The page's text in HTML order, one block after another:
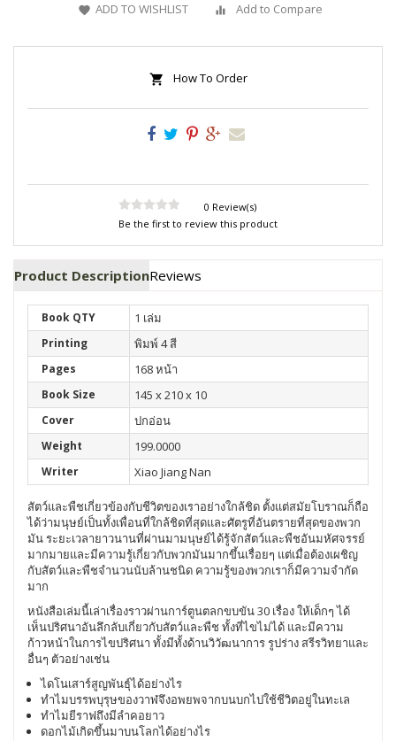
ADD TO WISHLIST Add to Compare
How To Order
0 Review(s)
Be the first to review this product
Product DescriptionReviews
Book QTY 1 เล่ม
Printing พิมพ์ 4 สี
Pages 168 หน้า
Book Size 145 x 210 x 10
Cover ปกอ่อน
Weight 199.0000
Writer Xiao Jiang Nan
สัตว์และพืชเกี่ยวข้องกับชีวิตของเราอย่างใกล้ชิด ตั้งแต่สมัยโบราณก็ถือ
ได้ว่ามนุษย์เป็นทั้งเพื่อนที่ใกล้ชิดที่สุดและศัตรูที่อันตรายที่สุดของพวก
มัน ระยะเวลายาวนานที่ผ่านมามนุษย์ได้รู้จักสัตว์และพืชอันมหัศจรรย์
มากมายและมีความรู้เกี่ยวกับพวกมันมากขึ้นเรื่อยๆ แต่เมื่อต้องเผชิญ
กับสัตว์และพืชจำนวนนับล้านชนิด ความรู้ของพวกเราก็มีความจำกัด
มาก
หนังสือเล่มนี้เล่าเรื่องราวผ่านการ์ตูนตลกขบขัน 30 เรื่อง ให้เด็กๆ ได้
เห็นปริศนาอันลึกลับเกี่ยวกับสัตว์และพืช ทั้งที่ไขไม่ได้ และมีความ
ก้าวหน้าในการไขปริศนา ทั้งมีทั้งด้านวิวัฒนาการ รูปร่าง สรีรวิทยาและ
อื่นๆ ตัวอย่างเช่น
ไดโนเสาร์สูญพันธุ์ได้อย่างไร
ทำไมบรรพบุรุษของวาฬจึงอพยพจากบนบกไปใช้ชีวิตอยู่ในทะเล
ทำไมยีราฟถึงมีลำคอยาว
ดอกไม้เกิดขึ้นมาบนโลกได้อย่างไร